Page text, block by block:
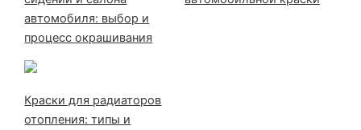
автомобиля: выбор и
процесс окрашивания
Краски для радиаторов
отопления: типы и